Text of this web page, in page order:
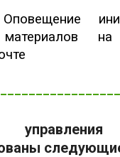
материалов